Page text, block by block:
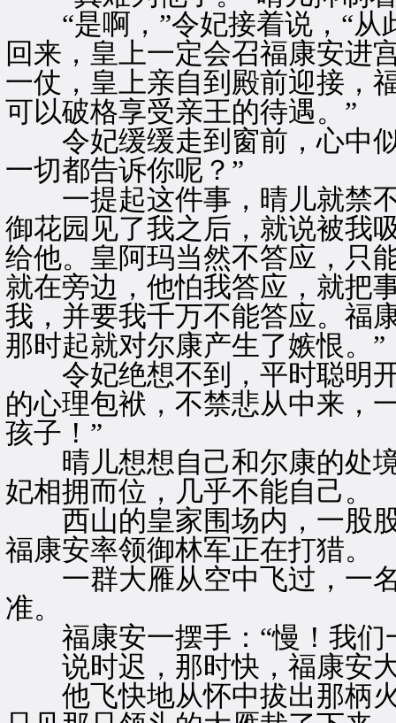
“是啊，”令妃接着说，“从
回来，皇上一定会召福康安进
一仗，皇上亲自到殿前迎接，
可以破格享受亲王的待遇。”
令妃缓缓走到窗前，心中似
一切都告诉你呢？”
一提起这件事，晴儿就禁不
御花园见了我之后，就说被我
给他。皇阿玛当然不答应，只
就在旁边，他怕我答应，就把
我，并要我千万不能答应。福
那时起就对尔康产生了嫉恨。”
令妃绝想不到，平时聪明开
的心理包袱，不禁悲从中来，
孩子！”
晴儿想想自己和尔康的处境
妃相拥而位，几乎不能自己。
西山的皇家围场内，一股股
福康安率领御林军正在打猎。
一群大雁从空中飞过，一名
准。
福康安一摆手：“慢！我们
说时迟，那时快，福康安大
他飞快地从怀中拔出那柄火